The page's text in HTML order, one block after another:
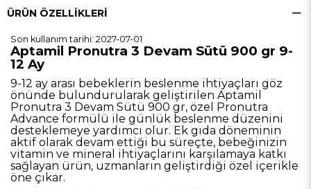
ÜRÜN ÖZELLIKLERI
Son kullanım tarihi: 2027-07-01
Aptamil Pronutra 3 Devam Sütü 900 gr 9-
12 Ay
9-12 ay arası bebeklerin beslenme ihtiyaçları göz
önünde bulundurularak geliştirilen Aptamil
Pronutra 3 Devam Sütü 900 gr, özel Pronutra
Advance formülü ile günlük beslenme düzenini
desteklemeye yardımcı olur. Ek gıda döneminin
aktif olarak devam ettiği bu süreçte, bebeğinizin
vitamin ve mineral ihtiyaçlarını karşılamaya katkı
sağlayan ürün, uzmanların geliştirdiği özel içerikle
öne çıkar.